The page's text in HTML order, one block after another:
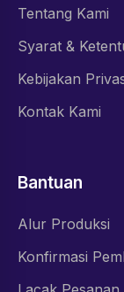
Tentang Kami
Syarat &
Kebijakan
Kontak Kami
Bantuan
Alur Produksi
Konfirmasi